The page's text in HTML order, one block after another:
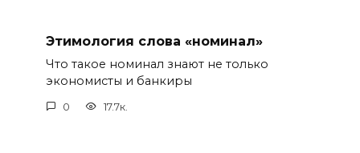
Этимология слова «номинал»
Что такое номинал знают не только
экономисты и банкиры
0 17.7к.